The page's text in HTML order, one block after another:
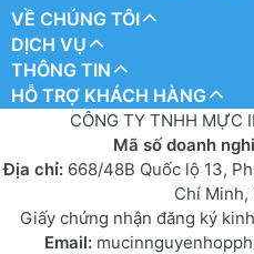
VỀ CHÚNG TÔI
DỊCH VỤ
THÔNG TIN
HỖ TRỢ KHÁCH HÀNG
CÔNG TY TNHH MỰC
Mã số doanh
Địa chỉ: 668/48B Quốc lộ 13,
Chí Minh,
Giấy chứng nhận đăng ký
Email: